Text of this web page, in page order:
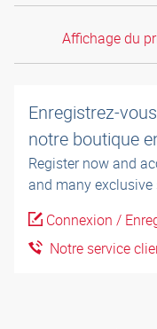
Affichage du
Enregistrez-
notre boutique
Register now and
and many exclusive
Connexion /
Notre service